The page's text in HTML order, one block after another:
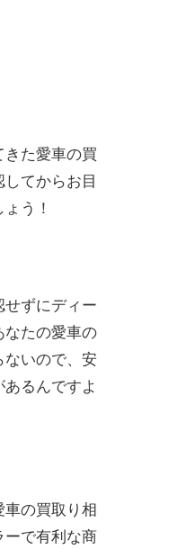
きた愛車の買
してからお目
う！
せずにディー
なたの愛車の
いので、安
るんですよ
車の買取り相
ーで有利な商